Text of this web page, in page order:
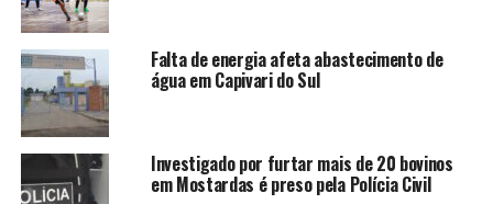
Falta de energia afeta abastecimento de
água em Capivari do Sul
Investigado por furtar mais de 20 bovinos
em Mostardas é preso pela Polícia Civil